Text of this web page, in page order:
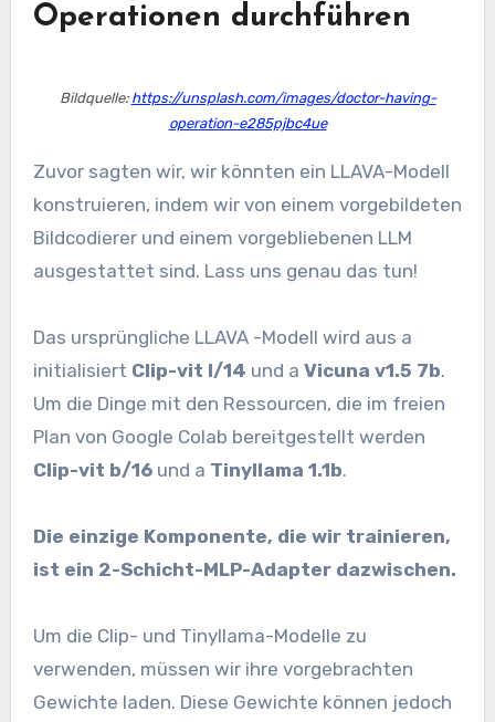
Operationen durchführen
Bildquelle: https://unsplash.com/images/doctor-having-
operation-e285pjbc4ue
Zuvor sagten wir, wir könnten ein LLAVA-Modell
konstruieren, indem wir von einem vorgebildeten
Bildcodierer und einem vorgebliebenen LLM
ausgestattet sind. Lass uns genau das tun!
Das ursprüngliche LLAVA -Modell wird aus a
initialisiert Clip-vit l/14 und a Vicuna v1.5 7b.
Um die Dinge mit den Ressourcen, die im freien
Plan von Google Colab bereitgestellt werden
Clip-vit b/16und a Tinyllama 1.1b.
Die einzige Komponente, die wir trainieren,
ist ein 2-Schicht-MLP-Adapter dazwischen.
Um die Clip- und Tinyllama-Modelle zu
verwenden, müssen wir ihre vorgebrachten
Gewichte laden. Diese Gewichte können jedoch